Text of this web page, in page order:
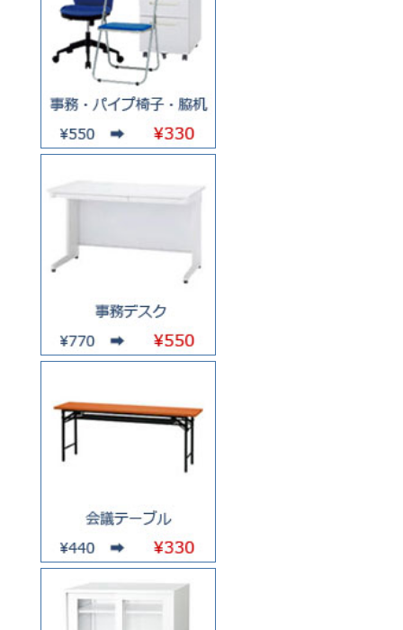
お買い物を続ける